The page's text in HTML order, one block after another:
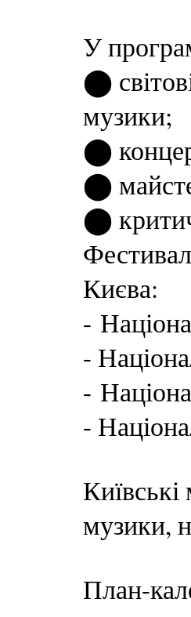
У
⬤
музики;
⬤
⬤
⬤
Києва:
-
-
-
-
музики,
План-